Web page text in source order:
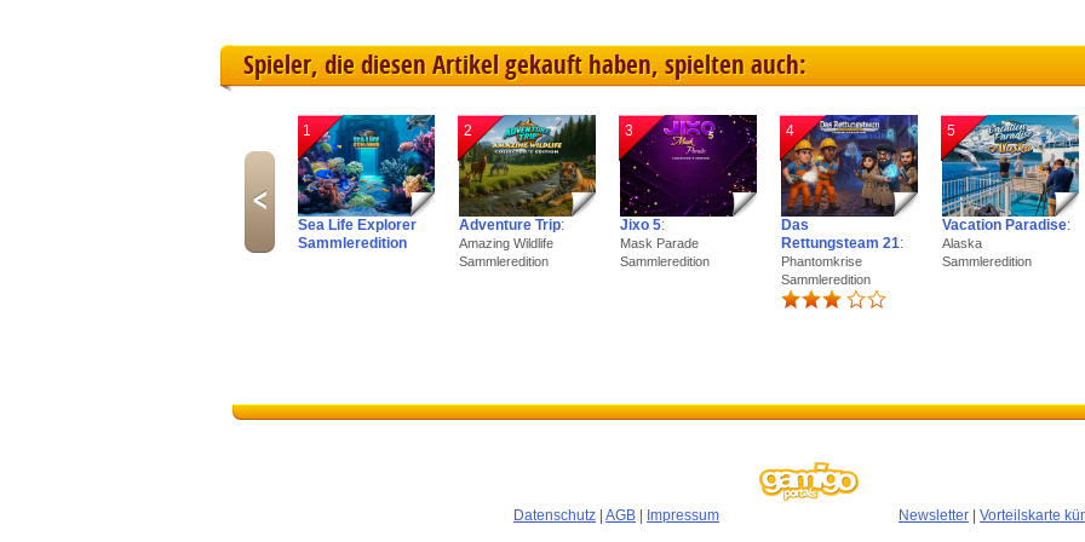
Spieler, die diesen Artikel gekauft haben, spielten auch:
1
Sea Life Explorer
Sammleredition
2
Adventure Trip:
Amazing Wildlife
Sammleredition
3
Jixo 5:
Mask Parade
Sammleredition
4
Das
Rettungsteam 21:
Phantomkrise
Sammleredition
5
Vacation Paradise:
Alaska
Sammleredition
Datenschutz AGB Impressum Newsletter Vorteilskarte